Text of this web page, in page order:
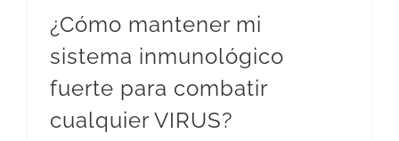
¿Cómo mantener mi
sistema inmunológico
fuerte para combatir
cualquier VIRUS?